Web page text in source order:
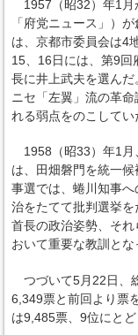
1957（昭32）年1月
「府党ニュース」）
は、京都市委員会は4
15、16日には、第9回
長に井上武夫を選んだ
ニセ「左翼」流の革
れる弱点をのこしてい
1958（昭33）年1月
は、田畑磐門を統一
事選では、蜷川知事
治をたてて批判選挙を
首長の政治姿勢、そ
おいて重要な教訓とな
つづいて5月22日、
6,349票と前回より票
は9,485票、9位にとど